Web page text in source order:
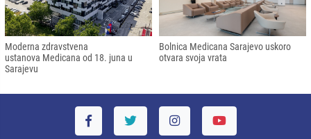
Moderna zdravstvena
ustanova Medicana od 18. juna u
Sarajevu
Bolnica Medicana Sarajevo uskoro
otvara svoja vrata